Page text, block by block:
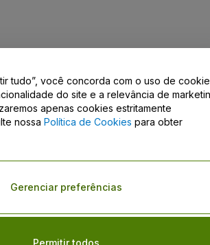
/ Fale Conosco
GmbH 2026
Informação da Empresa
aceitação dosTermos e Condições
informações pessoais/as suas opções de
tudo”, você concorda com o uso de
do site e a relevância de
apenas cookies estritamente
nossa Política de Cookies para obter
Permitir todos
Gerenciar preferências